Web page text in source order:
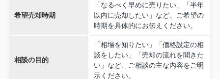
希望売却時期
「なるべく早めに売りたい」「半年
以内に売却したい」など、ご希望の
時期を具体的にお伝えください。
相談の目的
「相場を知りたい」「価格設定の相
談をしたい」「売却の流れを聞きた
い」など、ご相談の主な内容をご明
示ください。